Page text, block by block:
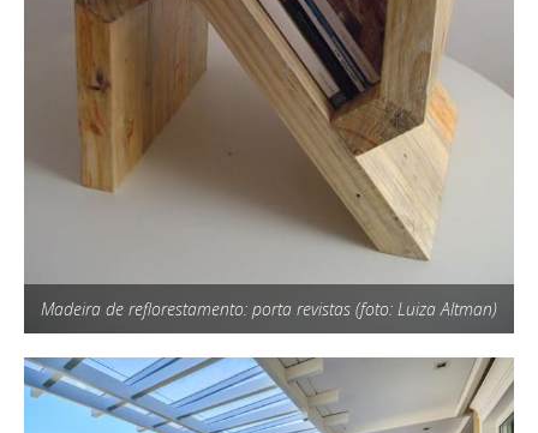
Madeira de reflorestamento: porta revistas (foto: Luiza Altman)